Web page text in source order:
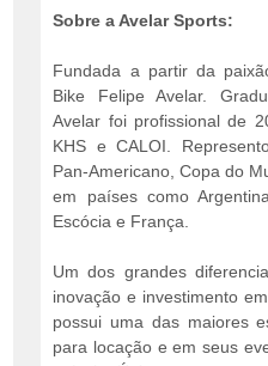
Sobre a Avelar Sports:
Fundada a partir da
Bike Felipe Avelar.
Avelar foi profissional de
KHS e CALOI.
Pan-Americano, Copa do
em países como
Escócia e França.
Um dos grandes
inovação e investimento
possui uma das maiores
para locação e em seus